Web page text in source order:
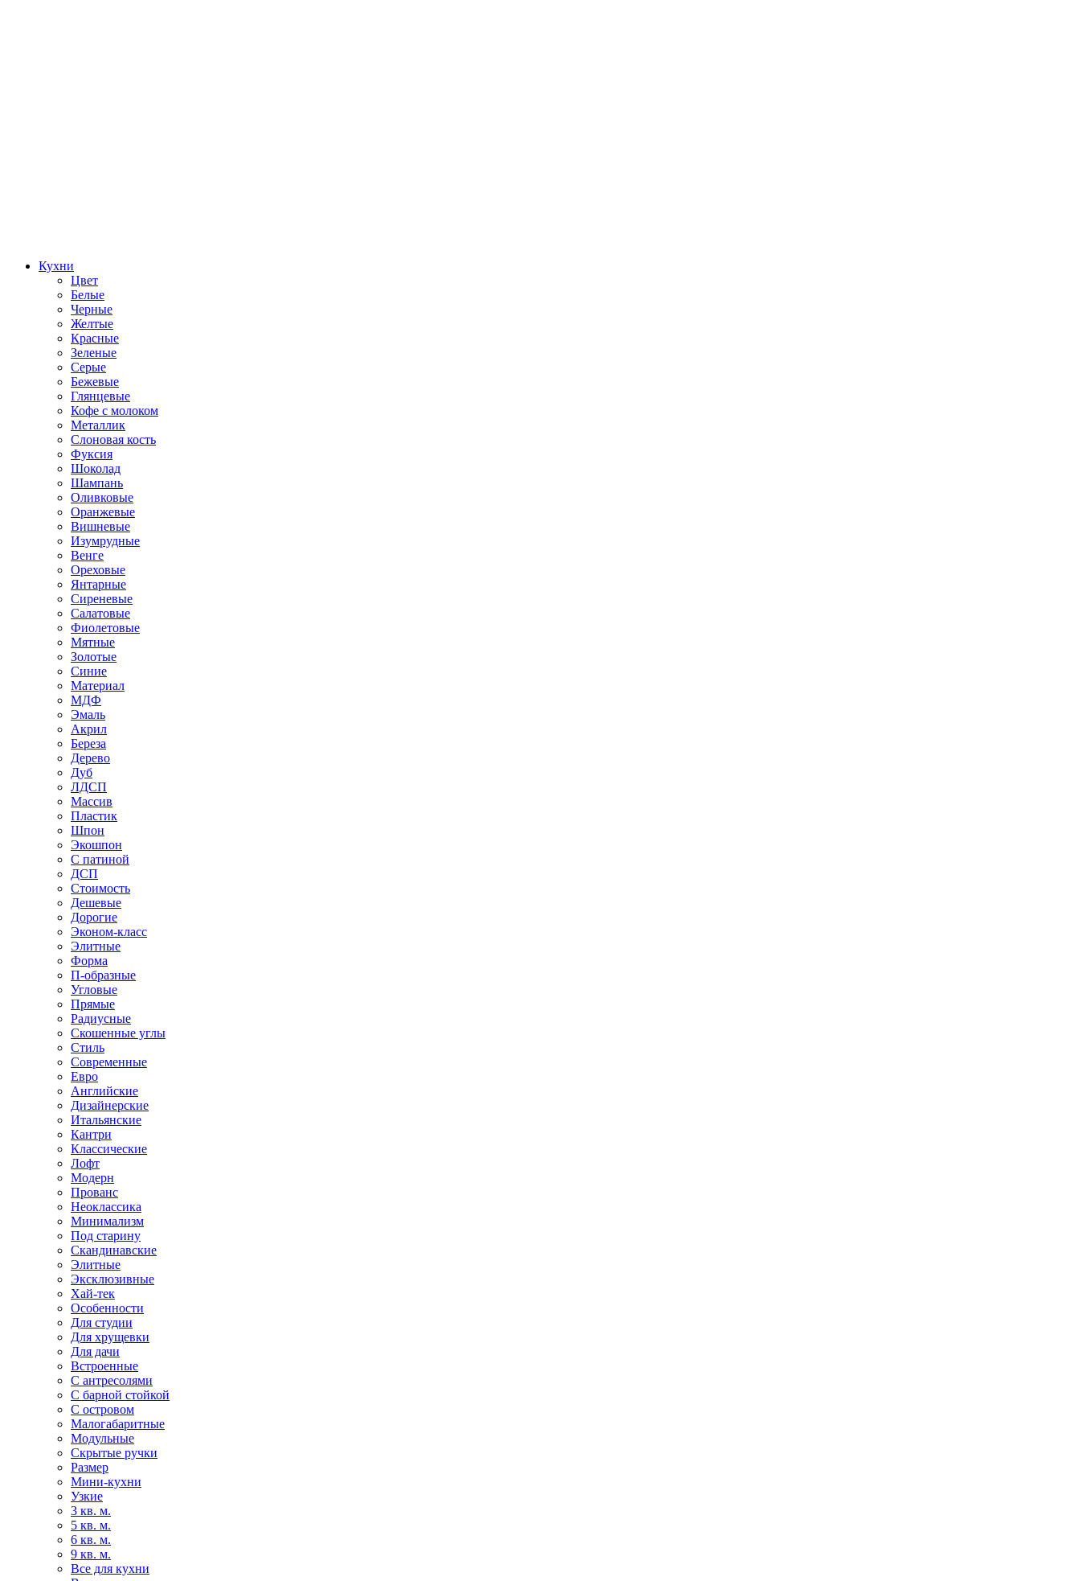
Кухни
Цвет
Белые
Черные
Желтые
Красные
Зеленые
Серые
Бежевые
Глянцевые
Кофе с молоком
Металлик
Слоновая кость
Фуксия
Шоколад
Шампань
Оливковые
Оранжевые
Вишневые
Изумрудные
Венге
Ореховые
Янтарные
Сиреневые
Салатовые
Фиолетовые
Мятные
Золотые
Синие
Материал
МДФ
Эмаль
Акрил
Береза
Дерево
Дуб
ЛДСП
Массив
Пластик
Шпон
Экошпон
С патиной
ДСП
Стоимость
Дешевые
Дорогие
Эконом-класс
Элитные
Форма
П-образные
Угловые
Прямые
Радиусные
Скошенные углы
Стиль
Современные
Евро
Английские
Дизайнерские
Итальянские
Кантри
Классические
Лофт
Модерн
Прованс
Неоклассика
Минимализм
Под старину
Скандинавские
Элитные
Эксклюзивные
Хай-тек
Особенности
Для студии
Для хрущевки
Для дачи
Встроенные
С антресолями
С барной стойкой
С островом
Малогабаритные
Модульные
Скрытые ручки
Размер
Мини-кухни
Узкие
3 кв. м.
5 кв. м.
6 кв. м.
9 кв. м.
Все для кухни